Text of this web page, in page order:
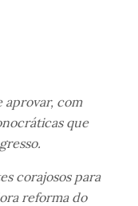
aprovar, com
que
corajosos para
reforma do